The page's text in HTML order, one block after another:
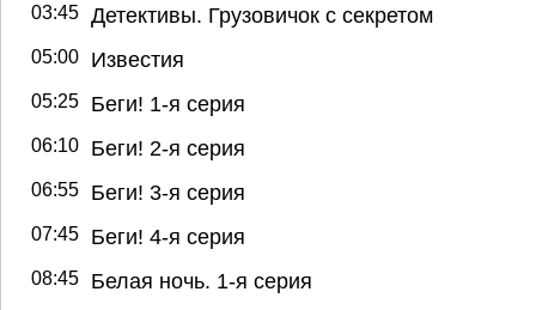
03:45 Детективы. Грузовичок с секретом
05:00 Известия
05:25 Беги! 1-я серия
06:10 Беги! 2-я серия
06:55 Беги! 3-я серия
07:45 Беги! 4-я серия
08:45 Белая ночь. 1-я серия